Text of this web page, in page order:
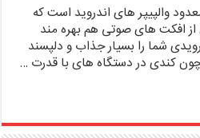
معدود والپیپر های اندروید است که
از افکت های صوتی هم بهره مند
شما را بسیار جذاب و دلپسند
کندی در دستگاه های با قدرت …